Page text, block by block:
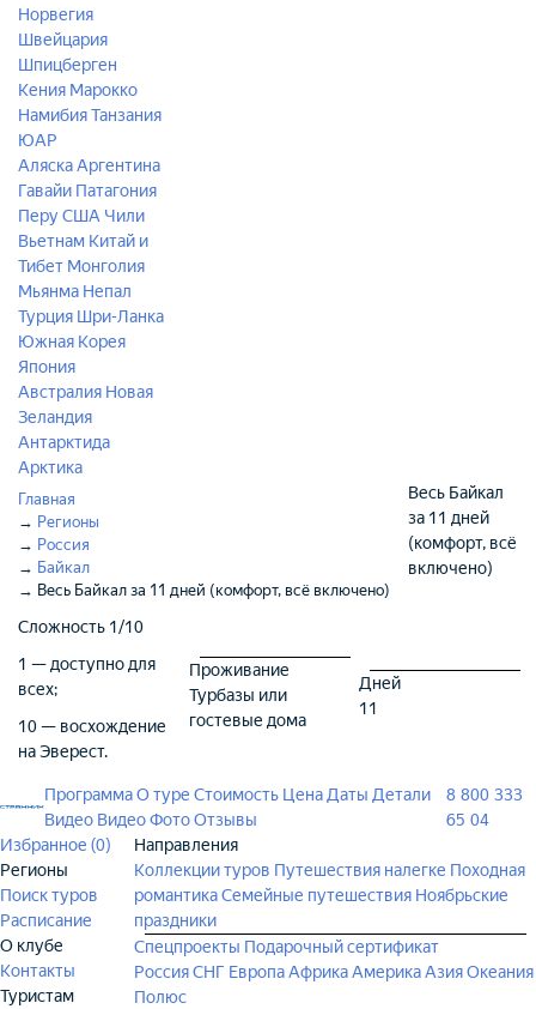
Норвегия
Швейцария
Шпицберген
Кения Марокко
НамибияТанзания
ЮАР
АляскаАргентина
Гавайи Патагония
Перу США Чили
Вьетнам Китай и
Тибет Монголия
Мьянма Непал
Турция Шри-Ланка
Южная Корея
Япония
Австралия Новая
Зеландия
Антарктида
Арктика
Главная
→ Регионы
→ Россия
→ Байкал
→ Весь Байкал за 11 дней (комфорт, всё включено)
Весь Байкал
за 11 дней
(комфорт, всё
включено)
Сложность 1/10
1 — доступно для
всех;
10 — восхождение
на Эверест.
Проживание
Турбазы или
гостевые дома
Дней
11
Программа О туре Стоимость Цена Даты Детали
Видео Видео Фото Отзывы
8 800 333
65 04
Избранное (0)
Регионы
Поиск туров
Расписание
О клубе
Контакты
Туристам
Направления
Коллекции туров Путешествия налегке Походная
романтикаСемейные путешествия Ноябрьские
праздники
Спецпроекты Подарочный сертификат
РоссияСНГ ЕвропаАфрикаАмерикаАзияОкеания
Полюс